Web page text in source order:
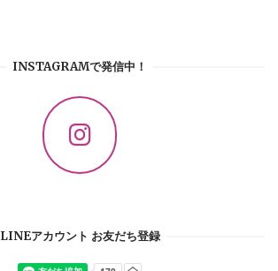
INSTAGRAMで発信中！
LINEアカウント お友だち登録